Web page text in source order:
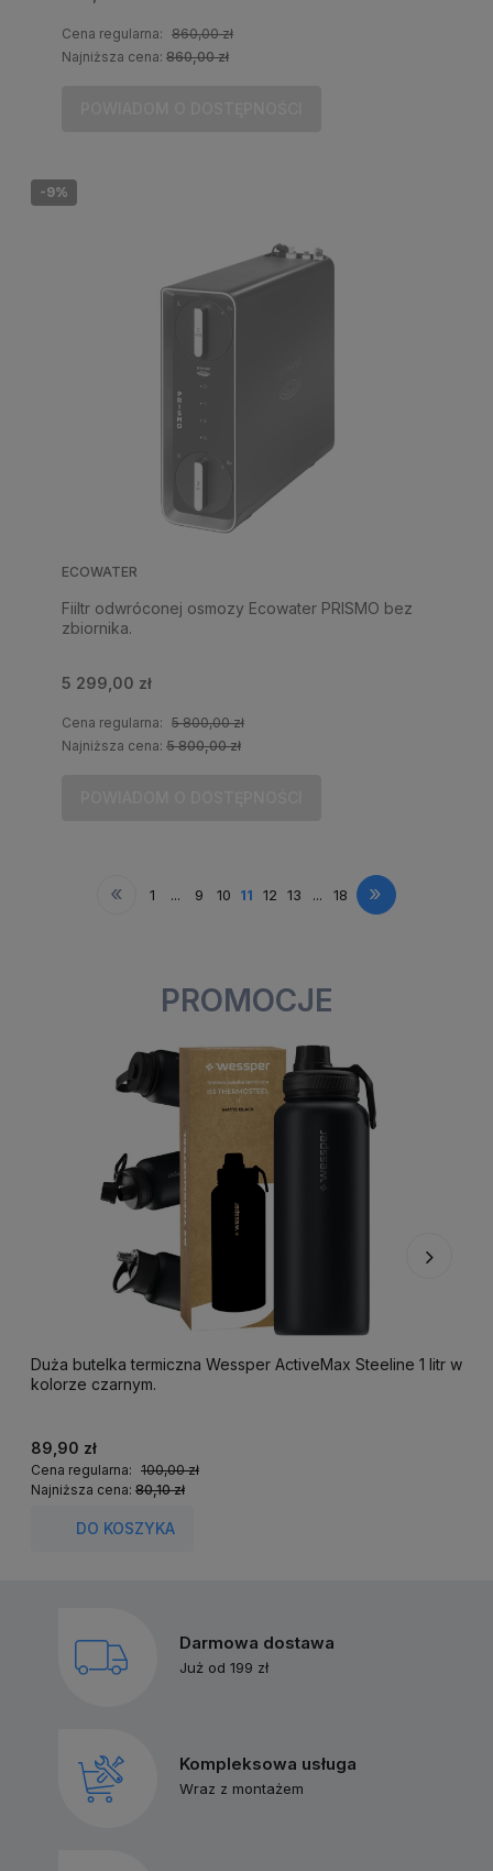
Cena regularna: 860,00 zł
Najniższa cena: 860,00 zł
ECOWATER
Fiiltr odwróconej osmozy Ecowater PRISMO bez
zbiornika.
5 299,00 zł
Cena regularna: 5 800,00 zł
Najniższa cena: 5 800,00 zł
-9%
« 1 ... 9 10 11 12 13 ... 18 »
PROMOCJE
Duża butelka termiczna Wessper ActiveMax Steeline 1 litr w
kolorze czarnym.
89,90 zł
Cena regularna: 100,00 zł
Najniższa cena: 80,10 zł
DO KOSZYKA
Darmowa dostawa
Już od 199 zł
Kompleksowa usługa
Wraz z montażem